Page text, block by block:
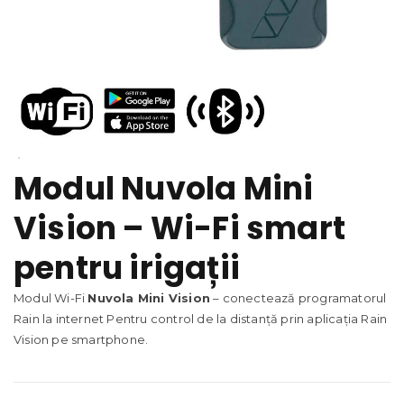
Modul Nuvola Mini
Vision – Wi-Fi smart
pentru irigații
Modul Wi-Fi Nuvola Mini Vision – conectează programatorul
Rain la internet Pentru control de la distanță prin aplicația Rain
Vision pe smartphone.